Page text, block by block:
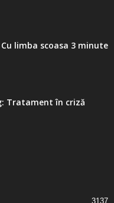
limba scoasa 3 minute
Tratament în criză
3137